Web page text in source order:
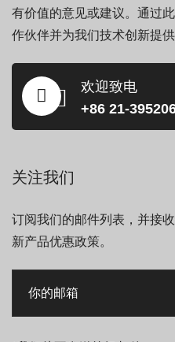
有价值的意见或建议。通过
作伙伴并为我们技术创新提供
欢迎致电
+86 21-
关注我们
订阅我们的邮件列表，并接
新产品优惠政策。